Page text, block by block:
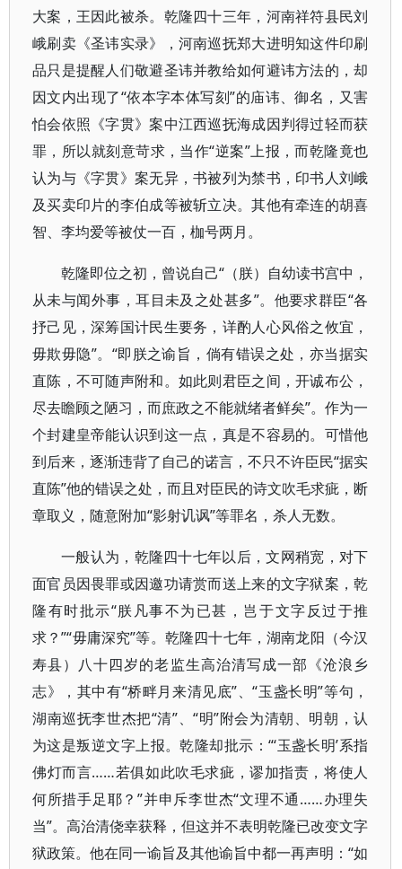
大案，王因此被杀。乾隆四十三年，河南祥符县民刘
峨刷卖《圣讳实录》，河南巡抚郑大进明知这件印刷
品只是提醒人们敬避圣讳并教给如何避讳方法的，却
因文内出现了“依本字本体写刻”的庙讳、御名，又害
怕会依照《字贯》案中江西巡抚海成因判得过轻而获
罪，所以就刻意苛求，当作“逆案”上报，而乾隆竟也
认为与《字贯》案无异，书被列为禁书，印书人刘峨
及买卖印片的李伯成等被斩立决。其他有牵连的胡喜
智、李均爱等被仗一百，枷号两月。
乾隆即位之初，曾说自己“（朕）自幼读书宫中，
从未与闻外事，耳目未及之处甚多”。他要求群臣“各
抒己见，深筹国计民生要务，详酌人心风俗之攸宜，
毋欺毋隐”。“即朕之谕旨，倘有错误之处，亦当据实
直陈，不可随声附和。如此则君臣之间，开诚布公，
尽去瞻顾之陋习，而庶政之不能就绪者鲜矣”。作为一
个封建皇帝能认识到这一点，真是不容易的。可惜他
到后来，逐渐违背了自己的诺言，不只不许臣民“据实
直陈”他的错误之处，而且对臣民的诗文吹毛求疵，断
章取义，随意附加“影射讥讽”等罪名，杀人无数。
一般认为，乾隆四十七年以后，文网稍宽，对下
面官员因畏罪或因邀功请赏而送上来的文字狱案，乾
隆有时批示“朕凡事不为已甚，岂于文字反过于推
求？”“毋庸深究”等。乾隆四十七年，湖南龙阳（今汉
寿县）八十四岁的老监生高治清写成一部《沧浪乡
志》，其中有“桥畔月来清见底”、“玉盏长明”等句，
湖南巡抚李世杰把“清”、“明”附会为清朝、明朝，认
为这是叛逆文字上报。乾隆却批示：“‘玉盏长明’系指
佛灯而言……若俱如此吹毛求疵，谬加指责，将使人
何所措手足耶？”并申斥李世杰“文理不通……办理失
当”。高治清侥幸获释，但这并不表明乾隆已改变文字
狱政策。他在同一谕旨及其他谕旨中都一再声明：“如